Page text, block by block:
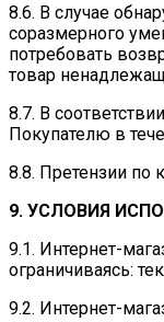
8.6. В случае
соразмерного
потребовать
товар
8.7. В
Покупателю в
8.8. Претензии по
9. УСЛОВИЯ
9.1. Интернет-
ограничиваясь:
9.2. Интернет-